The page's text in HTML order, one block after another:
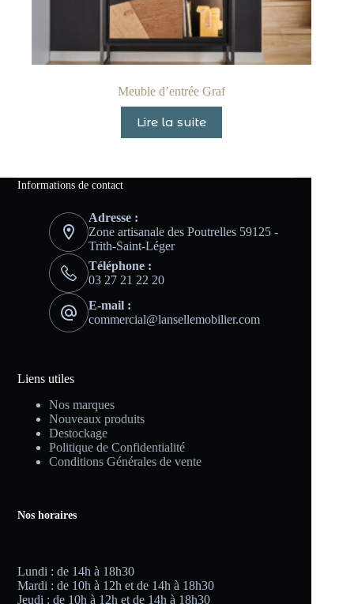
Meuble d’entrée Graf
Lire la suite
Informations de contact
Adresse :
Zone artisanale des Poutrelles 59125 -
Trith-Saint-Léger
Téléphone :
03 27 21 22 20
E-mail :
commercial@lansellemobilier.com
Liens utiles
Nos marques
Nouveaux produits
Destockage
Politique de Confidentialité
Conditions Générales de vente
Nos horaires
Lundi : de 14h à 18h30
Mardi : de 10h à 12h et de 14h à 18h30
Jeudi : de 10h à 12h et de 14h à 18h30